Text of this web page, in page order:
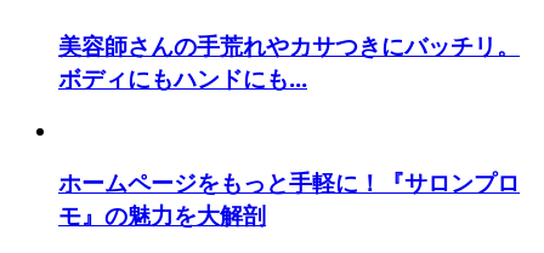
美容師さんの手荒れやカサつきにバッチリ。
ボディにもハンドにも...
ホームページをもっと手軽に！『サロンプロ
モ』の魅力を大解剖